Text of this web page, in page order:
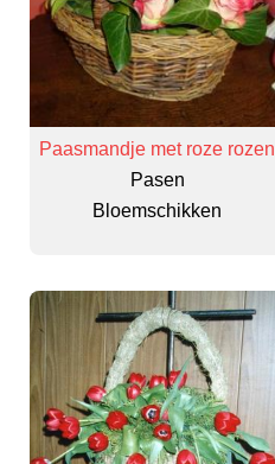
Paasmandje met roze rozen
Pasen
Bloemschikken